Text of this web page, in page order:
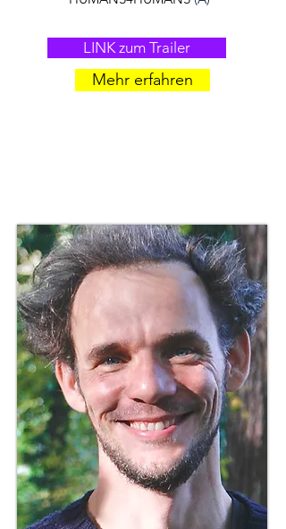
LINK zum Trailer
Mehr erfahren